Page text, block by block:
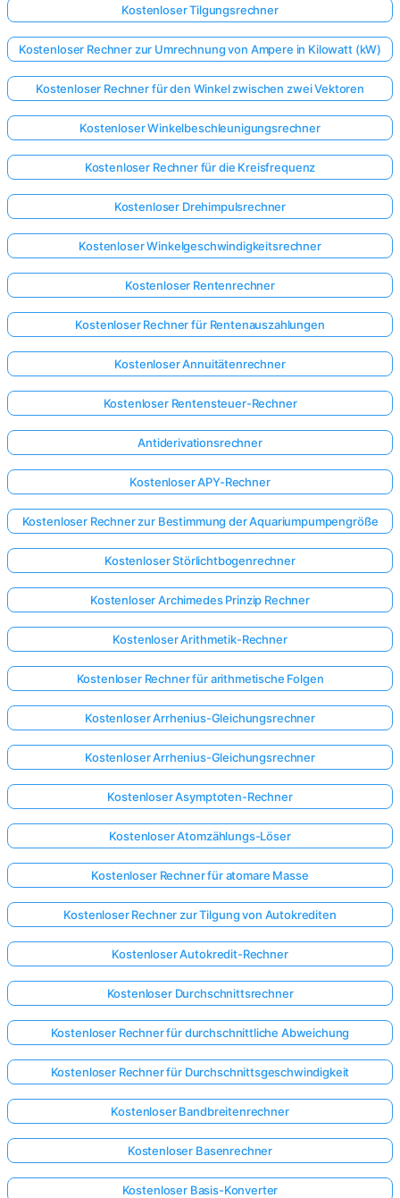
Noch
keine
Stellen
Sie
Ihre
erste
Frage
Kostenloser Tilgungsrechner
Kostenloser Rechner zur Umrechnung von Ampere in Kilowatt (kW)
Kostenloser Rechner für den Winkel zwischen zwei Vektoren
Kostenloser Winkelbeschleunigungsrechner
Kostenloser Rechner für die Kreisfrequenz
Kostenloser Drehimpulsrechner
Kostenloser Winkelgeschwindigkeitsrechner
Kostenloser Rentenrechner
Kostenloser Rechner für Rentenauszahlungen
Kostenloser Annuitätenrechner
Kostenloser Rentensteuer-Rechner
Antiderivationsrechner
Kostenloser APY-Rechner
Kostenloser Rechner zur Bestimmung der Aquariumpumpengröße
Kostenloser Störlichtbogenrechner
Kostenloser Archimedes Prinzip Rechner
Kostenloser Arithmetik-Rechner
Kostenloser Rechner für arithmetische Folgen
Kostenloser Arrhenius-Gleichungsrechner
Kostenloser Arrhenius-Gleichungsrechner
Kostenloser Asymptoten-Rechner
Kostenloser Atomzählungs-Löser
Kostenloser Rechner für atomare Masse
Kostenloser Rechner zur Tilgung von Autokrediten
Kostenloser Autokredit-Rechner
Kostenloser Durchschnittsrechner
Kostenloser Rechner für durchschnittliche Abweichung
Kostenloser Rechner für Durchschnittsgeschwindigkeit
Kostenloser Bandbreitenrechner
Kostenloser Basenrechner
Kostenloser Basis-Konverter